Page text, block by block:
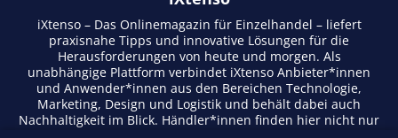
iXtenso – Das Onlinemagazin für Einzelhandel – liefert
praxisnahe Tipps und innovative Lösungen für die
Herausforderungen von heute und morgen. Als
unabhängige Plattform verbindet iXtenso Anbieter*innen
und Anwender*innen aus den Bereichen Technologie,
Marketing, Design und Logistik und behält dabei auch
Nachhaltigkeit im Blick. Händler*innen finden hier nicht nur